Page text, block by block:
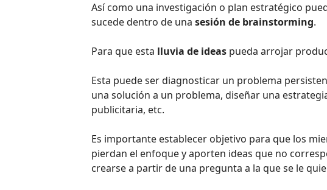
Así como una investigación o plan estratégico
sucede dentro de una sesión de brainstorming.
Para que esta lluvia de ideas pueda arrojar
Esta puede ser diagnosticar un problema
una solución a un problema, diseñar una
publicitaria, etc.
Es importante establecer objetivo para que los
pierdan el enfoque y aporten ideas que no
crearse a partir de una pregunta a la que se le